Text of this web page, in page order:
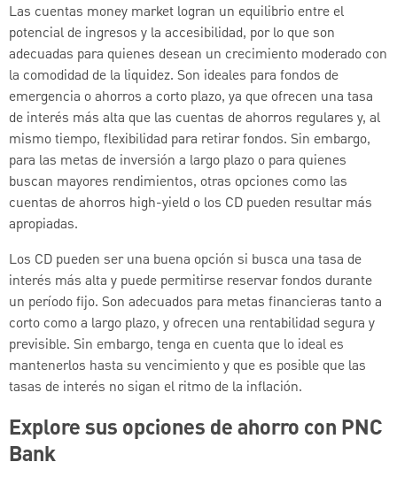
Las cuentas money market logran un equilibrio entre el
potencial de ingresos y la accesibilidad, por lo que son
adecuadas para quienes desean un crecimiento moderado con
la comodidad de la liquidez. Son ideales para fondos de
emergencia o ahorros a corto plazo, ya que ofrecen una tasa
de interés más alta que las cuentas de ahorros regulares y, al
mismo tiempo, flexibilidad para retirar fondos. Sin embargo,
para las metas de inversión a largo plazo o para quienes
buscan mayores rendimientos, otras opciones como las
cuentas de ahorros high-yield o los CD pueden resultar más
apropiadas.
Los CD pueden ser una buena opción si busca una tasa de
interés más alta y puede permitirse reservar fondos durante
un período fijo. Son adecuados para metas financieras tanto a
corto como a largo plazo, y ofrecen una rentabilidad segura y
previsible. Sin embargo, tenga en cuenta que lo ideal es
mantenerlos hasta su vencimiento y que es posible que las
tasas de interés no sigan el ritmo de la inflación.
Explore sus opciones de ahorro con PNC
Bank